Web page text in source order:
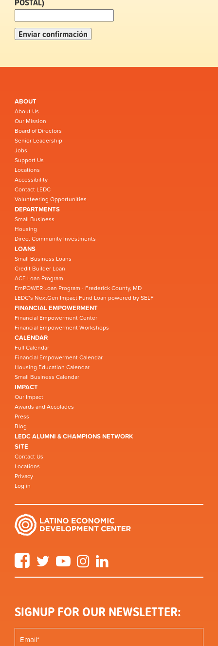
ABOUT
About Us
Our Mission
Board of Directors
Senior Leadership
Jobs
Support Us
Locations
Accessibility
Contact LEDC
Volunteering Opportunities
DEPARTMENTS
Small Business
Housing
Direct Community Investments
LOANS
Small Business Loans
Credit Builder Loan
ACE Loan Program
EmPOWER Loan Program - Frederick County, MD
LEDC’s NextGen Impact Fund Loan powered by SELF
FINANCIAL EMPOWERMENT
Financial Empowerment Center
Financial Empowerment Workshops
CALENDAR
Full Calendar
Financial Empowerment Calendar
Housing Education Calendar
Small Business Calendar
IMPACT
Our Impact
Awards and Accolades
Press
Blog
LEDC ALUMNI & CHAMPIONS NETWORK
SITE
Contact Us
Locations
Privacy
Log in
FacebookTwitter YouTube Instagram
SIGNUP FOR OUR NEWSLETTER: